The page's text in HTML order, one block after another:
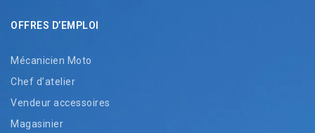
OFFRES D’EMPLOI
Mécanicien Moto
Chef d’atelier
Vendeur accessoires
Magasinier